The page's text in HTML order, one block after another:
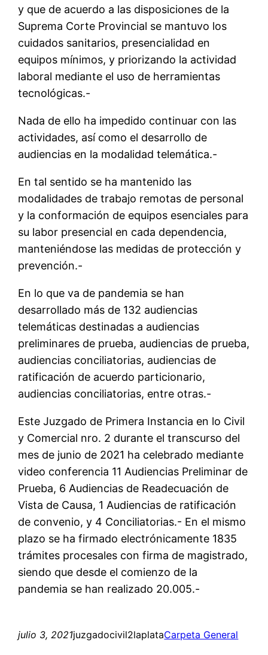
y que de acuerdo a las disposiciones de la
Suprema Corte Provincial se mantuvo los
cuidados sanitarios, presencialidad en
equipos mínimos, y priorizando la actividad
laboral mediante el uso de herramientas
tecnológicas.-
Nada de ello ha impedido continuar con las
actividades, así como el desarrollo de
audiencias en la modalidad telemática.-
En tal sentido se ha mantenido las
modalidades de trabajo remotas de personal
y la conformación de equipos esenciales para
su labor presencial en cada dependencia,
manteniéndose las medidas de protección y
prevención.-
En lo que va de pandemia se han
desarrollado más de 132 audiencias
telemáticas destinadas a audiencias
preliminares de prueba, audiencias de prueba,
audiencias conciliatorias, audiencias de
ratificación de acuerdo particionario,
audiencias conciliatorias, entre otras.-
Este Juzgado de Primera Instancia en lo Civil
y Comercial nro. 2 durante el transcurso del
mes de junio de 2021 ha celebrado mediante
video conferencia 11 Audiencias Preliminar de
Prueba, 6 Audiencias de Readecuación de
Vista de Causa, 1 Audiencias de ratificación
de convenio, y 4 Conciliatorias.- En el mismo
plazo se ha firmado electrónicamente 1835
trámites procesales con firma de magistrado,
siendo que desde el comienzo de la
pandemia se han realizado 20.005.-
julio 3, 2021juzgadocivil2laplataCarpeta General